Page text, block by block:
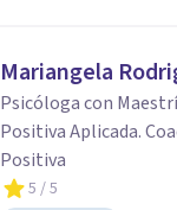
Mariangela
Psicóloga con
Positiva Aplicada.
Positiva
5 / 5